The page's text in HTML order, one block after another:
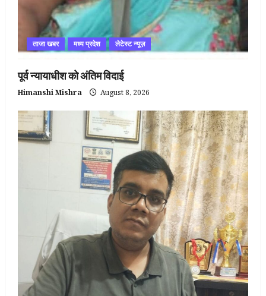
ताजा खबर मध्य प्रदेश लेटेस्ट न्यूज़
पूर्व न्यायाधीश को अंतिम विदाई
Himanshi Mishra August 8, 2026